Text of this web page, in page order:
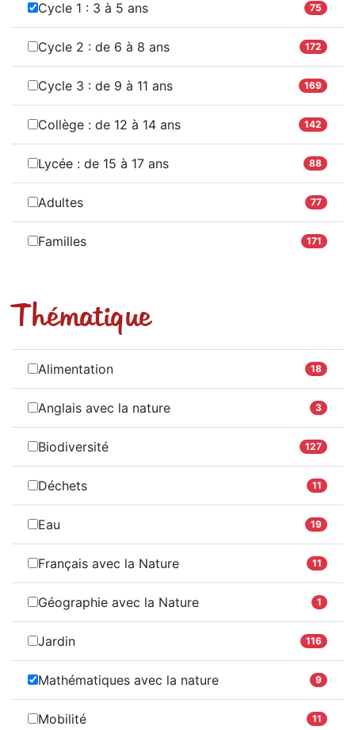
Cycle 1 : 3 à 5 ans 75
Cycle 2 : de 6 à 8 ans 172
Cycle 3 : de 9 à 11 ans 169
Collège : de 12 à 14 ans 142
Lycée : de 15 à 17 ans 88
Adultes 77
Familles 171
Thématique
Alimentation 18
Anglais avec la nature 3
Biodiversité 127
Déchets 11
Eau 19
Français avec la Nature 11
Géographie avec la Nature 1
Jardin 116
Mathématiques avec la nature 9
Mobilité 11